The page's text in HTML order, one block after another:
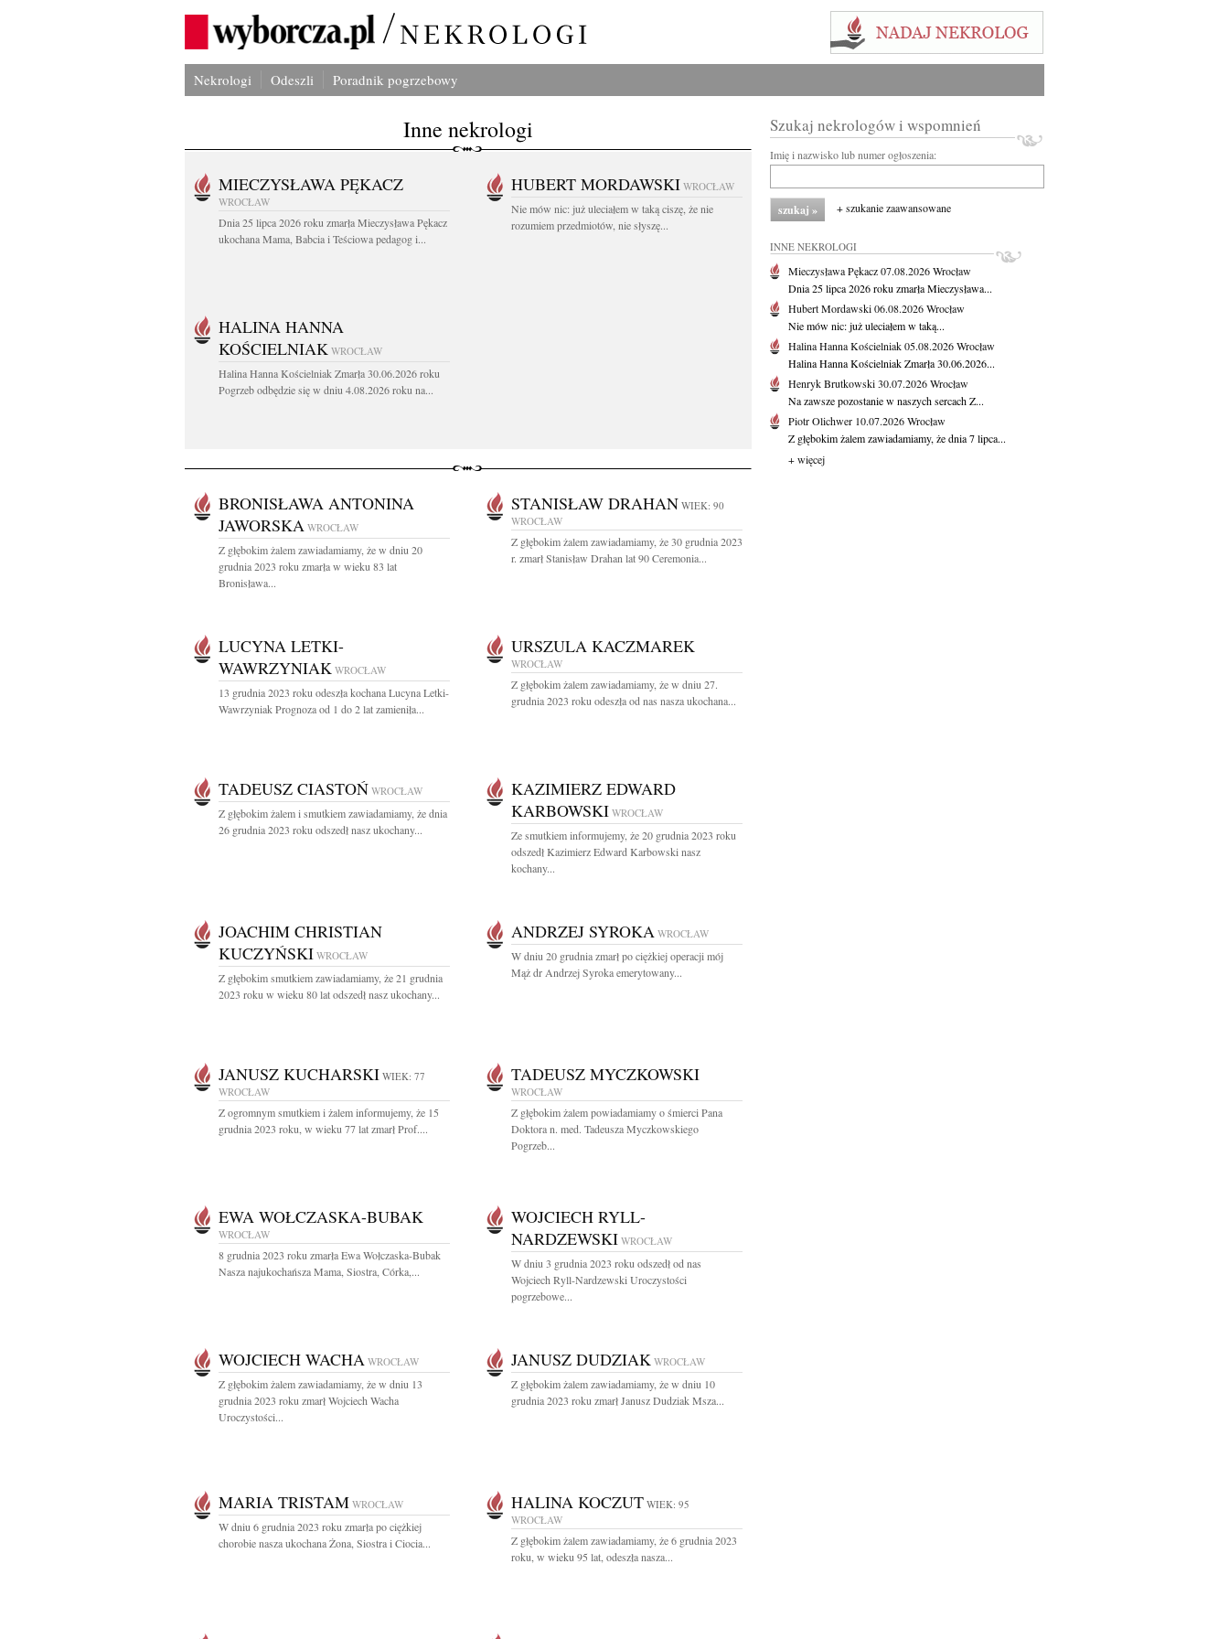
Nekrologi Odeszli Poradnik pogrzebowy
Inne nekrologi
MIECZYSŁAWA PĘKACZ
WROCŁAW
Dnia 25 lipca 2026 roku zmarła Mieczysława Pękacz
ukochana Mama, Babcia i Teściowa pedagog i...
HUBERT MORDAWSKI WROCŁAW
Nie mów nic: już uleciałem w taką ciszę, że nie
rozumiem przedmiotów, nie słyszę...
HALINA HANNA
KOŚCIELNIAK WROCŁAW
Halina Hanna Kościelniak Zmarła 30.06.2026 roku
Pogrzeb odbędzie się w dniu 4.08.2026 roku na...
BRONISŁAWA ANTONINA
JAWORSKA WROCŁAW
Z głębokim żalem zawiadamiamy, że w dniu 20
grudnia 2023 roku zmarła w wieku 83 lat
Bronisława...
STANISŁAW DRAHAN WIEK: 90
WROCŁAW
Z głębokim żalem zawiadamiamy, że 30 grudnia 2023
r. zmarł Stanisław Drahan lat 90 Ceremonia...
LUCYNA LETKI-
WAWRZYNIAK WROCŁAW
13 grudnia 2023 roku odeszła kochana Lucyna Letki-
Wawrzyniak Prognoza od 1 do 2 lat zamieniła...
URSZULA KACZMAREK
WROCŁAW
Z głębokim żalem zawiadamiamy, że w dniu 27.
grudnia 2023 roku odeszła od nas nasza ukochana...
TADEUSZ CIASTOŃ WROCŁAW
Z głębokim żalem i smutkiem zawiadamiamy, że dnia
26 grudnia 2023 roku odszedł nasz ukochany...
KAZIMIERZ EDWARD
KARBOWSKI WROCŁAW
Ze smutkiem informujemy, że 20 grudnia 2023 roku
odszedł Kazimierz Edward Karbowski nasz
kochany...
JOACHIM CHRISTIAN
KUCZYŃSKI WROCŁAW
Z głębokim smutkiem zawiadamiamy, że 21 grudnia
2023 roku w wieku 80 lat odszedł nasz ukochany...
ANDRZEJ SYROKA WROCŁAW
W dniu 20 grudnia zmarł po ciężkiej operacji mój
Mąż dr Andrzej Syroka emerytowany...
JANUSZ KUCHARSKI WIEK: 77
WROCŁAW
Z ogromnym smutkiem i żalem informujemy, że 15
grudnia 2023 roku, w wieku 77 lat zmarł Prof....
TADEUSZ MYCZKOWSKI
WROCŁAW
Z głębokim żalem powiadamiamy o śmierci Pana
Doktora n. med. Tadeusza Myczkowskiego
Pogrzeb...
EWA WOŁCZASKA-BUBAK
WROCŁAW
8 grudnia 2023 roku zmarła Ewa Wołczaska-Bubak
Nasza najukochańsza Mama, Siostra, Córka,...
WOJCIECH RYLL-
NARDZEWSKI WROCŁAW
W dniu 3 grudnia 2023 roku odszedł od nas
Wojciech Ryll-Nardzewski Uroczystości
pogrzebowe...
WOJCIECH WACHA WROCŁAW
Z głębokim żalem zawiadamiamy, że w dniu 13
grudnia 2023 roku zmarł Wojciech Wacha
Uroczystości...
JANUSZ DUDZIAK WROCŁAW
Z głębokim żalem zawiadamiamy, że w dniu 10
grudnia 2023 roku zmarł Janusz Dudziak Msza...
MARIA TRISTAM WROCŁAW
W dniu 6 grudnia 2023 roku zmarła po ciężkiej
chorobie nasza ukochana Żona, Siostra i Ciocia...
HALINA KOCZUT WIEK: 95
WROCŁAW
Z głębokim żalem zawiadamiamy, że 6 grudnia 2023
roku, w wieku 95 lat, odeszła nasza...
Szukaj nekrologów i wspomnień
Imię i nazwisko lub numer ogłoszenia:
+ szukanie zaawansowane
INNE NEKROLOGI
Mieczysława Pękacz07.08.2026Wrocław
Dnia 25 lipca 2026 roku zmarła Mieczysława...
Hubert Mordawski06.08.2026Wrocław
Nie mów nic: już uleciałem w taką...
Halina Hanna Kościelniak05.08.2026Wrocław
Halina Hanna Kościelniak Zmarła 30.06.2026...
Henryk Brutkowski30.07.2026Wrocław
Na zawsze pozostanie w naszych sercach Z...
Piotr Olichwer 10.07.2026Wrocław
Z głębokim żalem zawiadamiamy, że dnia 7 lipca...
+ więcej